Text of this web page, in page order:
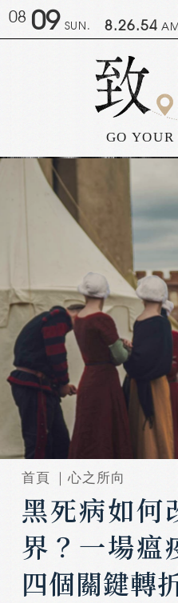
8.26.59
08 09 SUN.
GO
首頁 ｜心之所向
黑死病如何
界？一場瘟
四個關鍵轉